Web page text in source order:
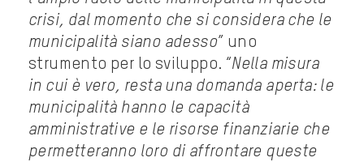
crisi, dal momento che si considera che le
municipalità siano adesso” uno
strumento per lo sviluppo. “Nella misura
in cui è vero, resta una domanda aperta: le
municipalità hanno le capacità
amministrative e le risorse finanziarie che
permetteranno loro di affrontare queste